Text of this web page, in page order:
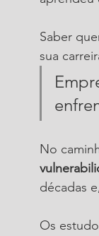
Saber
sua
No
décadas
Os